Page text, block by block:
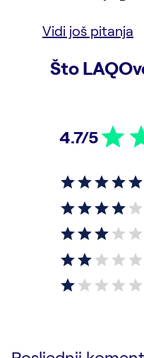
Vidi još pitanja
Što
4.7/5